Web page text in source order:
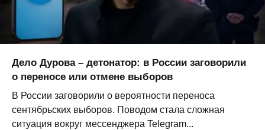
Дело Дурова – детонатор: в России заговорили
о переносе или отмене выборов
В России заговорили о вероятности переноса
сентябрьских выборов. Поводом стала сложная
ситуация вокруг мессенджера Telegram...